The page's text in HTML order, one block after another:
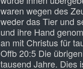
waren wegen des
weder das Tier und
und ihre Hand
an mit Christus für
Offb 20:5 Die
tausend Jahre. Dies